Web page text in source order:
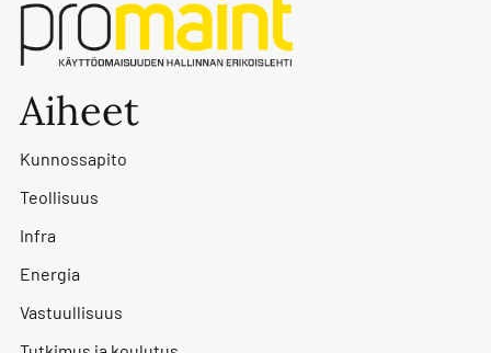
Aiheet
Kunnossapito
Teollisuus
Infra
Energia
Vastuullisuus